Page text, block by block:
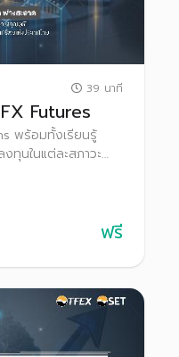
39 นาที
Futures
พร้อมทั้งเรียนรู้
ทุนในแต่ละสภาวะ
ฟรี